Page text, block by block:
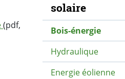
(pdf,
solaire
Bois-énergie
Hydraulique
Energie éolienne